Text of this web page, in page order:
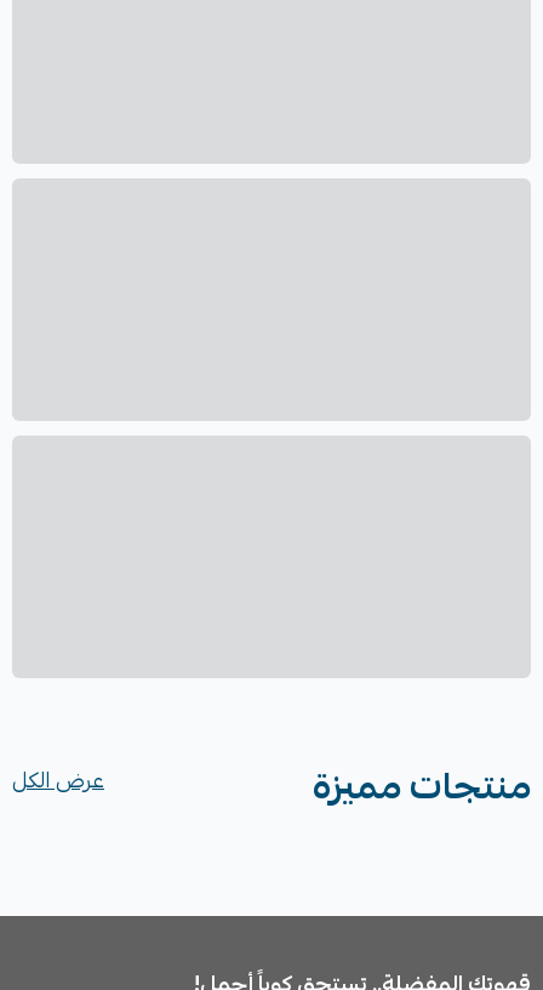
منتجات مميزة عرض الكل